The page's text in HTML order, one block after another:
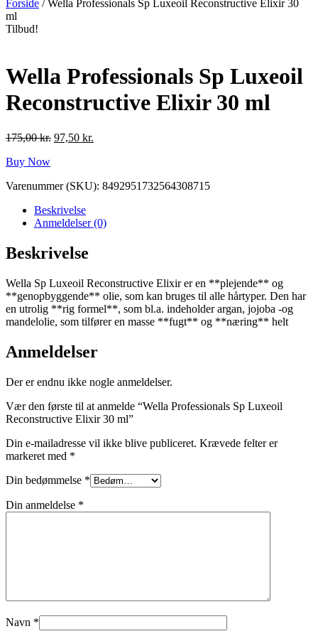
Forside / Wella Professionals Sp Luxeoil Reconstructive Elixir 30
ml
Tilbud!
Wella Professionals Sp Luxeoil
Reconstructive Elixir 30 ml
175,00kr. Den
175,00 kr..
97,50 kr.
97,50 kr..
Buy Now
Varenummer (SKU): 8492951732564308715
Beskrivelse
Anmeldelser (0)
Beskrivelse
Wella Sp Luxeoil Reconstructive Elixir er en **plejende** og
**genopbyggende** olie, som kan bruges til alle hårtyper. Den har
en utrolig **rig formel**, som bl.a. indeholder argan, jojoba -og
mandelolie, som tilfører en masse **fugt** og **næring** helt
Anmeldelser
Der er endnu ikke nogle anmeldelser.
Vær den første til at anmelde “Wella Professionals Sp Luxeoil
Reconstructive Elixir 30 ml”
Din e-mailadresse vil ikke blive publiceret. Krævede felter er
markeret med *
Din bedømmelse *
Din anmeldelse *
Navn *